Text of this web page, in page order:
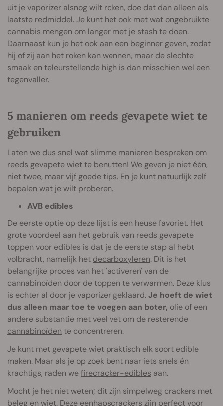
uit je vaporizer alsnog wilt roken, doe dat dan alleen als
laatste redmiddel. Je kunt het ook met wat ongebruikte
cannabis mengen om langer met je stash te doen.
Daarnaast kun je het ook aan een beginner geven, zodat
hij of zij aan het roken kan wennen, maar de slechte
smaak en teleurstellende high is dan misschien wel een
tegenvaller.
5 manieren om reeds gevapete wiet te
gebruiken
Laten we dus snel wat slimme manieren bespreken om
reeds gevapete wiet te benutten! We geven je niet één,
niet twee, maar vijf goede tips. En je kunt natuurlijk zelf
bepalen wat je wilt proberen.
AVB edibles
De eerste optie op deze lijst is een heuse favoriet. Het
grote voordeel aan het gebruik van reeds gevapete
toppen voor edibles is dat je de eerste stap al hebt
volbracht, namelijk het decarboxyleren. Dit is het
belangrijke proces van het 'activeren' van de
cannabinoïden door de toppen te verwarmen. Deze klus
is echter al door je vaporizer geklaard.Je hoeft de wiet
dus alleen maar toe te voegen aan boter, olie of een
andere substantie met veel vet om de resterende
cannabinoïden te concentreren.
Je kunt met gevapete wiet praktisch elk soort edible
maken. Maar als je op zoek bent naar iets snels én
krachtigs, raden wefirecracker-edibles aan.
Mocht je het niet weten; dit zijn simpelweg crackers met
beleg en wiet. Deze eenhapscrackers zijn perfect voor